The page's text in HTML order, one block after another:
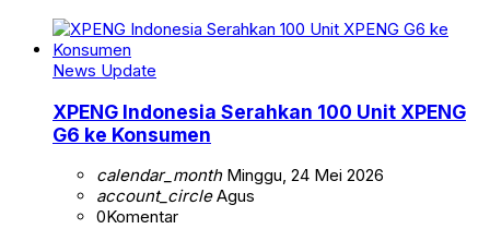
News Update
XPENG Indonesia Serahkan 100 Unit XPENG
G6 ke Konsumen
calendar_monthMinggu, 24 Mei 2026
account_circleAgus
0Komentar